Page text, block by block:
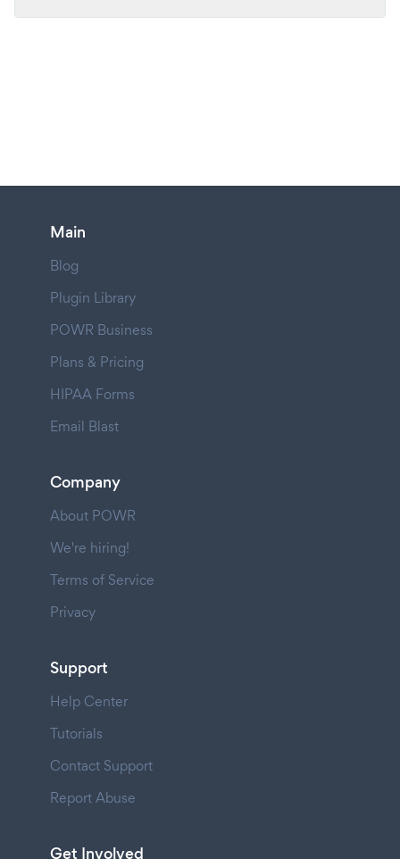
Main
Blog
Plugin Library
POWR Business
Plans & Pricing
HIPAA Forms
Email Blast
Company
About POWR
We're hiring!
Terms of Service
Privacy
Support
Help Center
Tutorials
Contact Support
Report Abuse
Get Involved